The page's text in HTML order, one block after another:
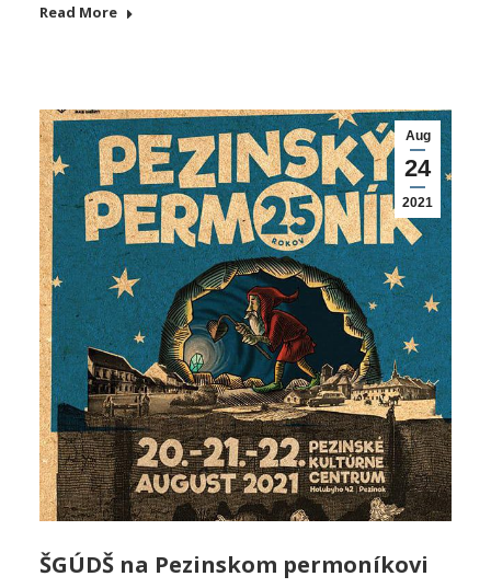
Read More
Aug
24
2021
ŠGÚDŠ na Pezinskom permoníkovi